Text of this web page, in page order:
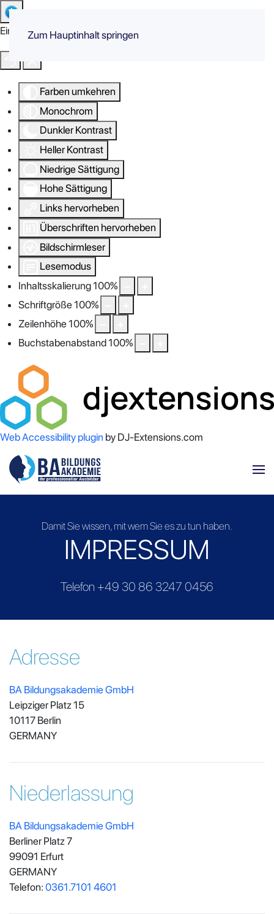
Eingabehilfen öffnen
Farben umkehren
Monochrom
Dunkler Kontrast
Heller Kontrast
Niedrige Sättigung
Hohe Sättigung
Links hervorheben
Überschriften hervorheben
Bildschirmleser
Lesemodus
Inhaltsskalierung100%
Schriftgröße100%
Zeilenhöhe100%
Buchstabenabstand100%
Web Accessibility plugin by DJ-Extensions.com
Zum Hauptinhalt springen
Damit Sie wissen, mit wem Sie es zu tun haben.
IMPRESSUM
Telefon +49 30 86 3247 0456
Adresse
BA Bildungsakademie GmbH
Leipziger Platz 15
10117 Berlin
GERMANY
Niederlassung
BA Bildungsakademie GmbH
Berliner Platz 7
99091 Erfurt
GERMANY
Telefon: 0361.7101 4601